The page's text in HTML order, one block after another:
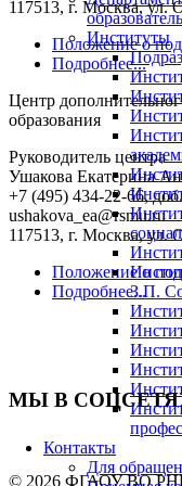
Институты
З.П.
Контакты
Для
117513, г. Москва, ул.
Положение о
Подробнее...
Центр
образования
Руководитель центра
Ушакова Екатерина
+7 (495) 434-22-66,
ushakova_ea@rsmu.ru
117513, г. Москва, ул.
Положение о
Подробнее...
МЫ В
© 2026 ФГАОУ ВО